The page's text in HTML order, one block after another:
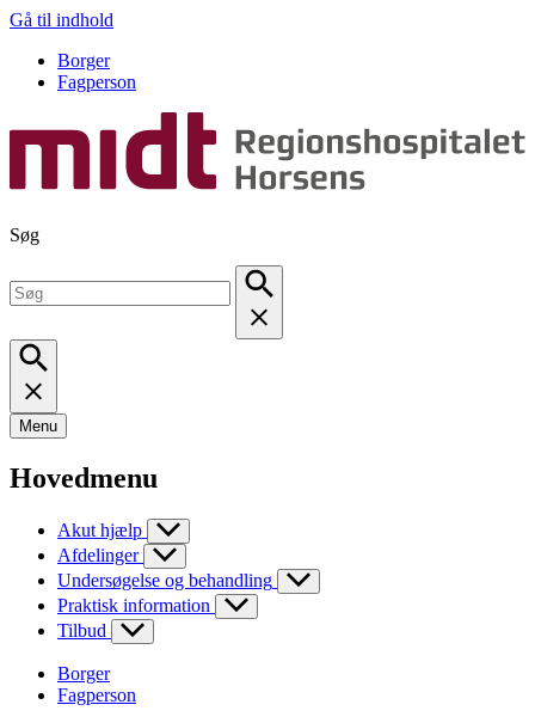
Gå til indhold
Borger
Fagperson
Søg
Menu
Hovedmenu
Akut hjælp
Afdelinger
Undersøgelse og behandling
Praktisk information
Tilbud
Borger
Fagperson